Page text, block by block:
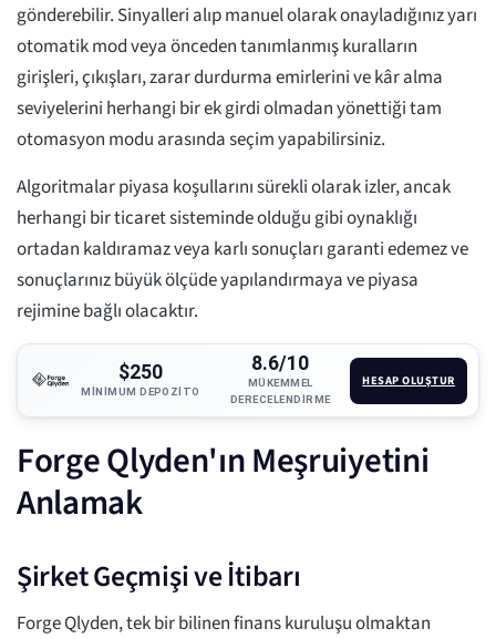
gönderebilir. Sinyalleri alıp manuel olarak onayladığınız yarı
otomatik mod veya önceden tanımlanmış kuralların
girişleri, çıkışları, zarar durdurma emirlerini ve kâr alma
seviyelerini herhangi bir ek girdi olmadan yönettiği tam
otomasyon modu arasında seçim yapabilirsiniz.
Algoritmalar piyasa koşullarını sürekli olarak izler, ancak
herhangi bir ticaret sisteminde olduğu gibi oynaklığı
ortadan kaldıramaz veya karlı sonuçları garanti edemez ve
sonuçlarınız büyük ölçüde yapılandırmaya ve piyasa
rejimine bağlı olacaktır.
$250
MINIMUM DEPOZITO
8.6/10
MÜKEMMEL
DERECELENDIRME
HESAP OLUŞTUR
Forge Qlyden'ın Meşruiyetini
Anlamak
Şirket Geçmişi ve İtibarı
Forge Qlyden, tek bir bilinen finans kuruluşu olmaktan